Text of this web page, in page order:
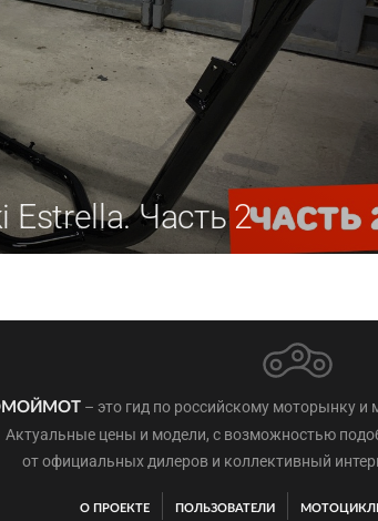
Estrella. Часть 2
– это гид по российскому моторынку и
Актуальные цены и модели, с возможностью
от официальных дилеров и коллективный
О ПРОЕКТЕ ПОЛЬЗОВАТЕЛИ